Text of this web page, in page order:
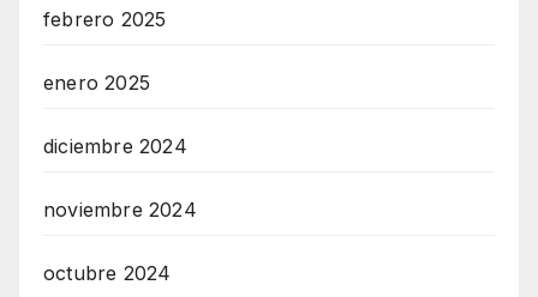
febrero 2025
enero 2025
diciembre 2024
noviembre 2024
octubre 2024